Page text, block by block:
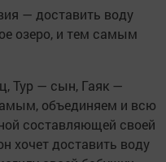
— доставить воду
озеро, и тем самым
Тур — сын, Гаяк —
объединяем и всю
составляющей своей
хочет доставить воду